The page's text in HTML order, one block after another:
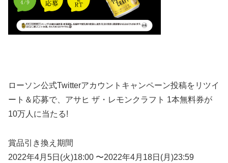
ローソン公式Twitterアカウントキャンペーン投稿をリツイ
ート＆応募で、アサヒ ザ・レモンクラフト 1本無料券が
10万人に当たる!
賞品引き換え期間
2022年4月5日(火)18:00 〜2022年4月18日(月)23:59